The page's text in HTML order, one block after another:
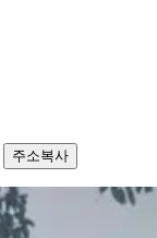
주소복사